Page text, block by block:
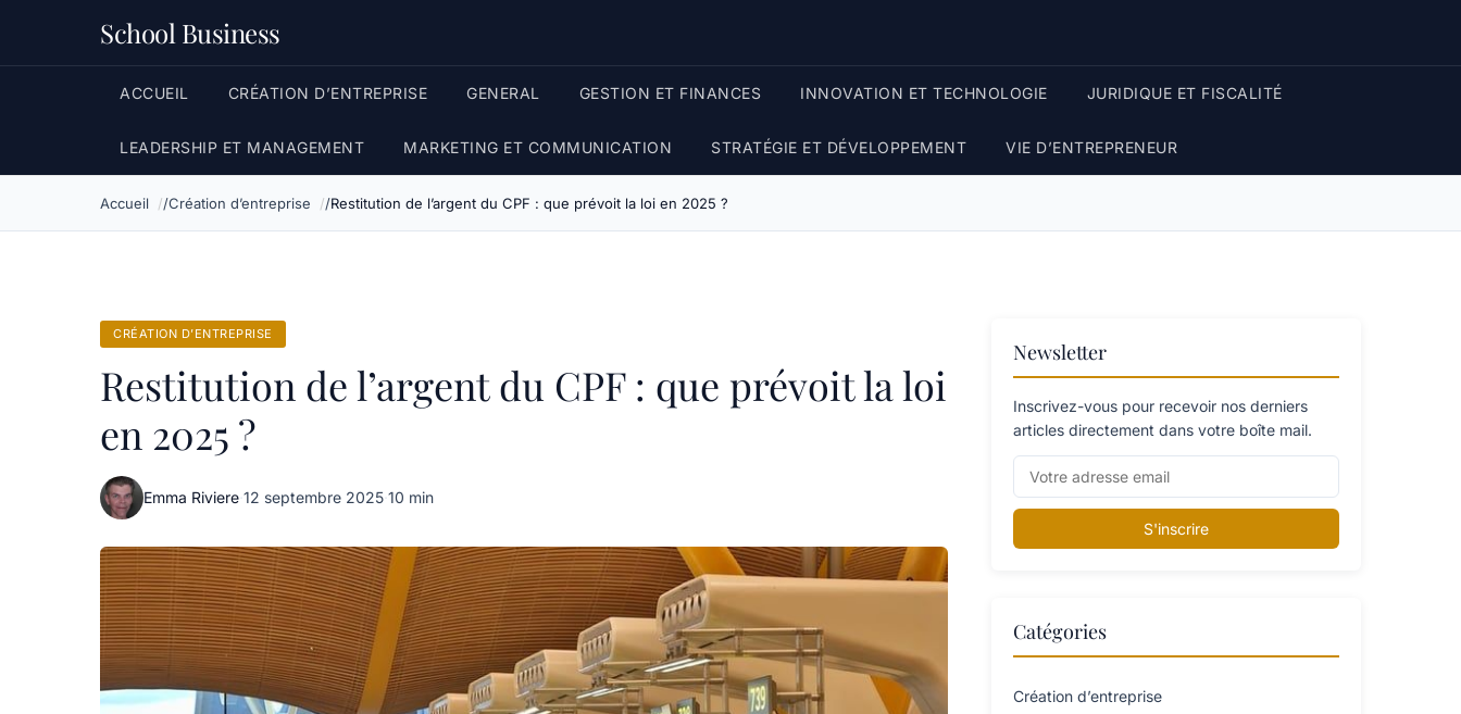
School Business
ACCUEIL CRÉATION D’ENTREPRISE GENERAL GESTION ET FINANCES INNOVATION ET TECHNOLOGIE JURIDIQUE ET FISCALITÉ
LEADERSHIP ET MANAGEMENT MARKETING ET COMMUNICATION STRATÉGIE ET DÉVELOPPEMENT VIE D’ENTREPRENEUR
Accueil Création d’entreprise Restitution de l’argent du CPF : que prévoit la loi en 2025 ?
CRÉATION D’ENTREPRISE
Restitution de l’argent du CPF : que prévoit la loi
en 2025 ?
Emma Riviere·12 septembre 2025·10 min
Newsletter
Inscrivez-vous pour recevoir nos derniers
articles directement dans votre boîte mail.
S'inscrire
Catégories
Création d’entreprise